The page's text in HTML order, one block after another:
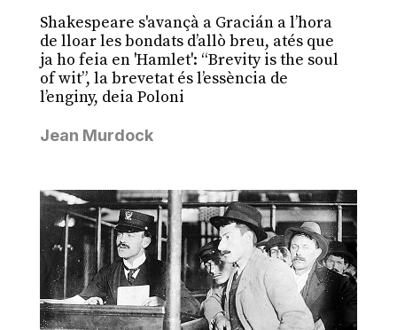
Shakespeare s'avançà a Gracián a l’hora
de lloar les bondats d’allò breu, atés que
ja ho feia en 'Hamlet': “Brevity is the soul
of wit”, la brevetat és l’essència de
l’enginy, deia Poloni
Jean Murdock